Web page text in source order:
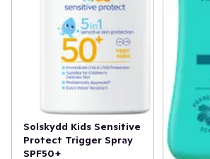
Solskydd Kids Sensitive
Protect Trigger Spray
SPF50+